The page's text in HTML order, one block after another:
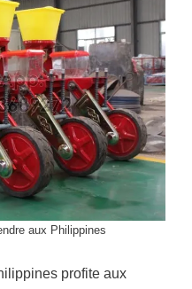
aux Philippines
profite aux